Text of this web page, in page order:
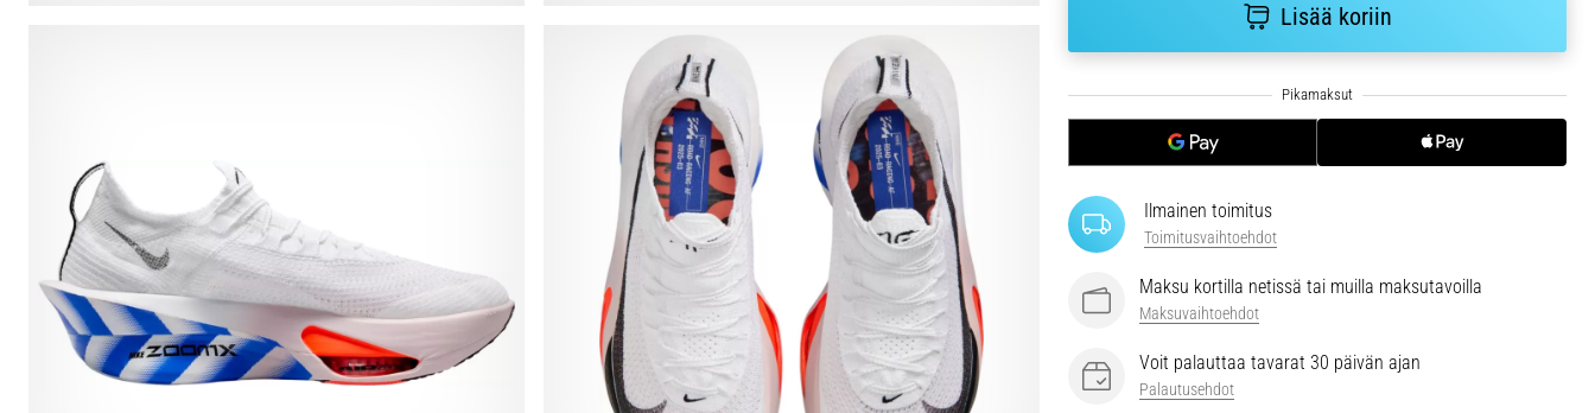
Lisää koriin
Ilmainen toimitus
Toimitusvaihtoehdot
Maksu kortilla netissä tai muilla maksutavoilla
Maksuvaihtoehdot
Voit palauttaa tavarat 30 päivän ajan
Palautusehdot